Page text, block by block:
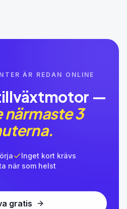
ÄR REDAN ONLINE
—
närmaste 3
Inget kort krävs
när som helst
gratis